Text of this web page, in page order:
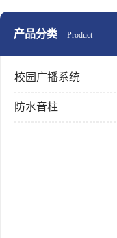
产品分类 Product
校园广播系统
防水音柱